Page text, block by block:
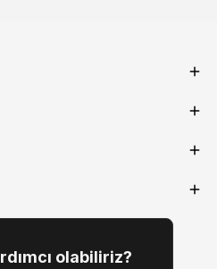
olabiliriz?